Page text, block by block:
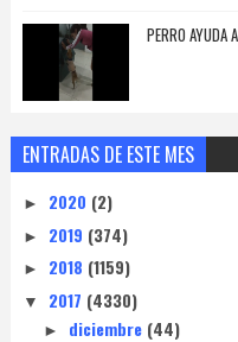
PERRO AYUDA
ENTRADAS DE ESTE MES
► 2020 (2)
► 2019 (374)
► 2018 (1159)
▼ 2017 (4330)
► diciembre (44)